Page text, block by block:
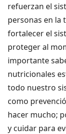
refuerzan el
personas en la
fortalecer el
proteger al
importante
nutricionales
todo nuestro
como
hacer mucho;
y cuidar para